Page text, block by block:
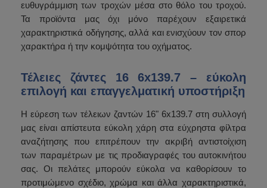
ευθυγράμμιση των τροχών μέσα στο θόλο του τροχού.
Τα προϊόντα μας όχι μόνο παρέχουν εξαιρετικά
χαρακτηριστικά οδήγησης, αλλά και ενισχύουν τον σπορ
χαρακτήρα ή την κομψότητα του οχήματος.
Τέλειες ζάντες 16 6x139.7 – εύκολη
επιλογή και επαγγελματική υποστήριξη
Η εύρεση των τέλειων ζαντών 16" 6x139.7 στη συλλογή
μας είναι απίστευτα εύκολη χάρη στα εύχρηστα φίλτρα
αναζήτησης που επιτρέπουν την ακριβή αντιστοίχιση
των παραμέτρων με τις προδιαγραφές του αυτοκινήτου
σας. Οι πελάτες μπορούν εύκολα να καθορίσουν το
προτιμώμενο σχέδιο, χρώμα και άλλα χαρακτηριστικά,